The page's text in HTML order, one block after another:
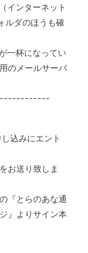
インターネット
ルダのほうも確
一杯になってい
のメールサーバ
込みにエント
お送り致しま
『とらのあな通
』よりサイン本